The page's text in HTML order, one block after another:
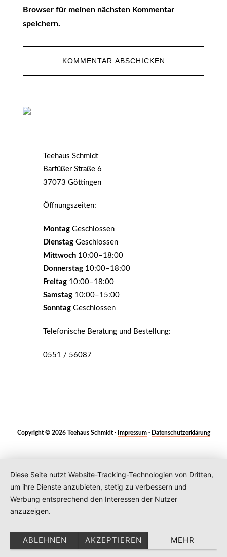
Browser für meinen nächsten Kommentar
speichern.
Teehaus Schmidt
Barfüßer Straße 6
37073 Göttingen
Öffnungszeiten:
MontagGeschlossen
DienstagGeschlossen
Mittwoch10:00–18:00
Donnerstag10:00–18:00
Freitag10:00–18:00
Samstag10:00–15:00
SonntagGeschlossen
Telefonische Beratung und Bestellung:
0551 / 56087
Copyright © 2026 Teehaus Schmidt · Impressum· Datenschutzerklärung
Diese Seite nutzt Website-Tracking-Technologien von Dritten,
um ihre Dienste anzubieten, stetig zu verbessern und
Werbung entsprechend den Interessen der Nutzer
anzuzeigen.
ABLEHNEN AKZEPTIEREN MEHR